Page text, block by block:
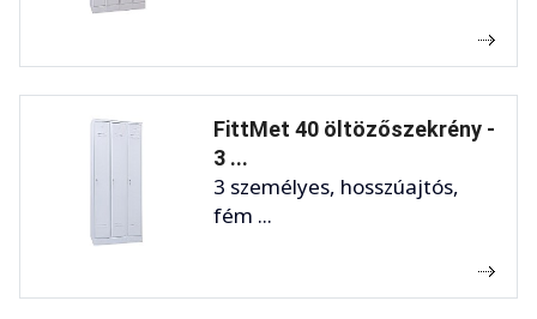
FittMet 40 öltözőszekrény -
3 ...
3 személyes, hosszúajtós,
fém ...